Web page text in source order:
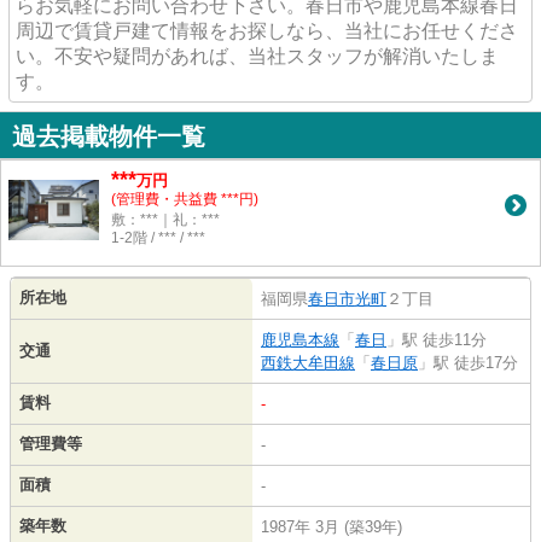
らお気軽にお問い合わせ下さい。春日市や鹿児島本線春日
周辺で賃貸戸建て情報をお探しなら、当社にお任せくださ
い。不安や疑問があれば、当社スタッフが解消いたしま
す。
過去掲載物件一覧
***万円
(管理費・共益費 ***円)
敷：***｜礼：***
1-2階 / *** / ***
所在地 福岡県春日市光町 ２丁目
交通
鹿児島本線 「 春日 」駅 徒歩11分
西鉄大牟田線 「 春日原 」駅 徒歩17分
賃料 -
管理費等 -
面積 -
築年数 1987年 3月 (築39年)